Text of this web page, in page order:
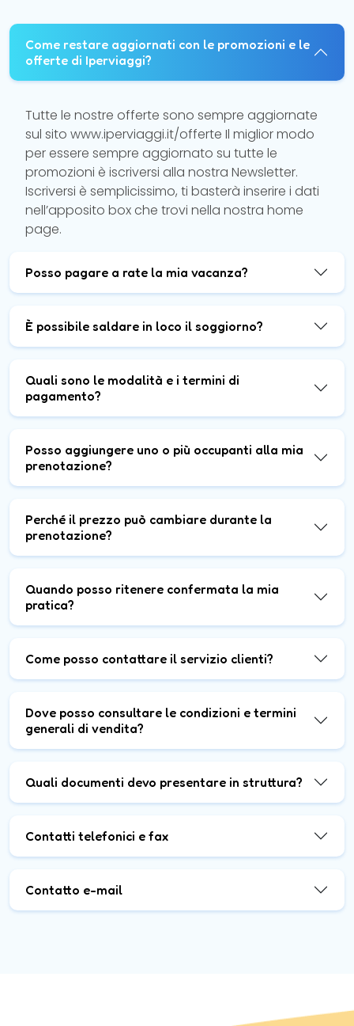
Come restare aggiornati con le promozioni e le
offerte di Iperviaggi?
Tutte le nostre offerte sono sempre aggiornate
sul sito www.iperviaggi.it/offerte Il miglior modo
per essere sempre aggiornato su tutte le
promozioni è iscriversi alla nostra Newsletter.
Iscriversi è semplicissimo, ti basterà inserire i dati
nell’apposito box che trovi nella nostra home
page.
Posso pagare a rate la mia vacanza?
È possibile saldare in loco il soggiorno?
Quali sono le modalità e i termini di
pagamento?
Posso aggiungere uno o più occupanti alla mia
prenotazione?
Perché il prezzo può cambiare durante la
prenotazione?
Quando posso ritenere confermata la mia
pratica?
Come posso contattare il servizio clienti?
Dove posso consultare le condizioni e termini
generali di vendita?
Quali documenti devo presentare in struttura?
Contatti telefonici e fax
Contatto e-mail